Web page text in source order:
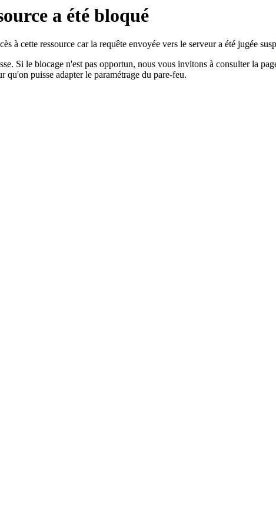
a été bloqué
à cette ressource car la requête envoyée vers le serveur a été jugée
Si le blocage n'est pas opportun, nous vous invitons à consulter la
qu'on puisse adapter le paramétrage du pare-feu.